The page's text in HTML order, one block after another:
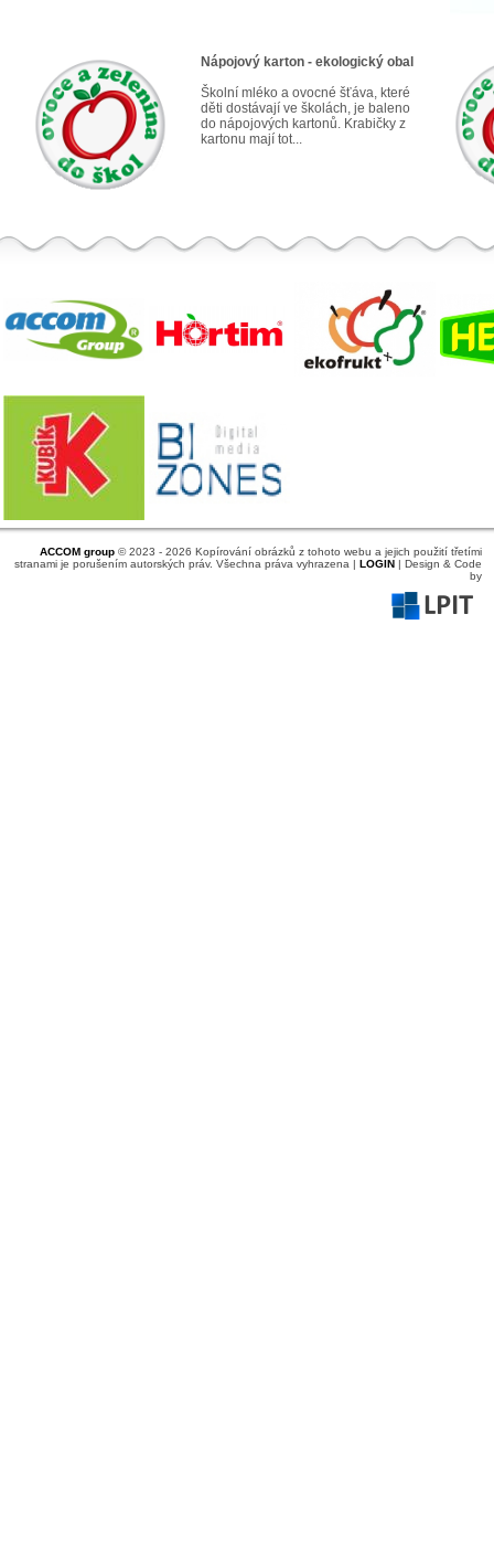
Nápojový karton - ekologický obal
Školní mléko a ovocné šťáva, které
děti dostávají ve školách, je baleno
do nápojových kartonů. Krabičky z
kartonu mají tot...
ACCOM group© 2023 - 2026 Kopírování obrázků z tohoto webu a jejich použití třetími
stranami je porušením autorských práv. Všechna práva vyhrazena | LOGIN| Design & Code
by